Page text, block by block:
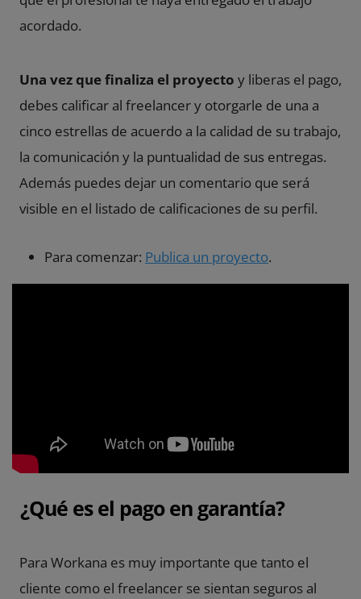
acordado.
Una vez que finaliza el proyecto y liberas el pago,
debes calificar al freelancer y otorgarle de una a
cinco estrellas de acuerdo a la calidad de su trabajo,
la comunicación y la puntualidad de sus entregas.
Además puedes dejar un comentario que será
visible en el listado de calificaciones de su perfil.
Para comenzar: Publica un proyecto.
¿Qué es el pago en garantía?
Para Workana es muy importante que tanto el
cliente como el freelancer se sientan seguros al